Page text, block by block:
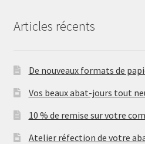
Articles récents
De nouveaux formats de
Vos beaux abat-jours tout
10 % de remise sur votre
Atelier réfection de votre